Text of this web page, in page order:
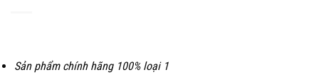
Sản phẩm chính hãng 100% loại 1